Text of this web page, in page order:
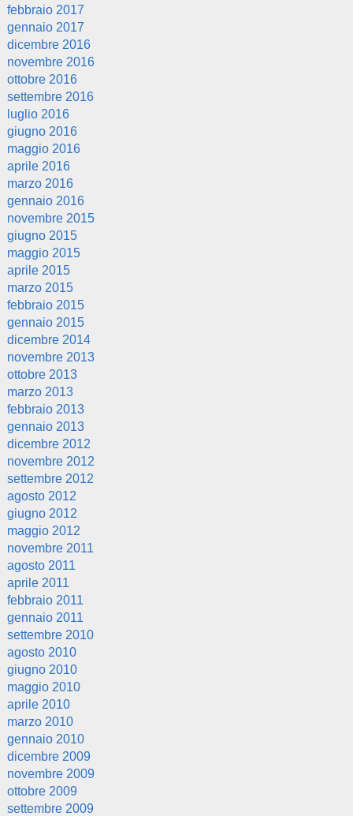
febbraio 2017
gennaio 2017
dicembre 2016
novembre 2016
ottobre 2016
settembre 2016
luglio 2016
giugno 2016
maggio 2016
aprile 2016
marzo 2016
gennaio 2016
novembre 2015
giugno 2015
maggio 2015
aprile 2015
marzo 2015
febbraio 2015
gennaio 2015
dicembre 2014
novembre 2013
ottobre 2013
marzo 2013
febbraio 2013
gennaio 2013
dicembre 2012
novembre 2012
settembre 2012
agosto 2012
giugno 2012
maggio 2012
novembre 2011
agosto 2011
aprile 2011
febbraio 2011
gennaio 2011
settembre 2010
agosto 2010
giugno 2010
maggio 2010
aprile 2010
marzo 2010
gennaio 2010
dicembre 2009
novembre 2009
ottobre 2009
settembre 2009